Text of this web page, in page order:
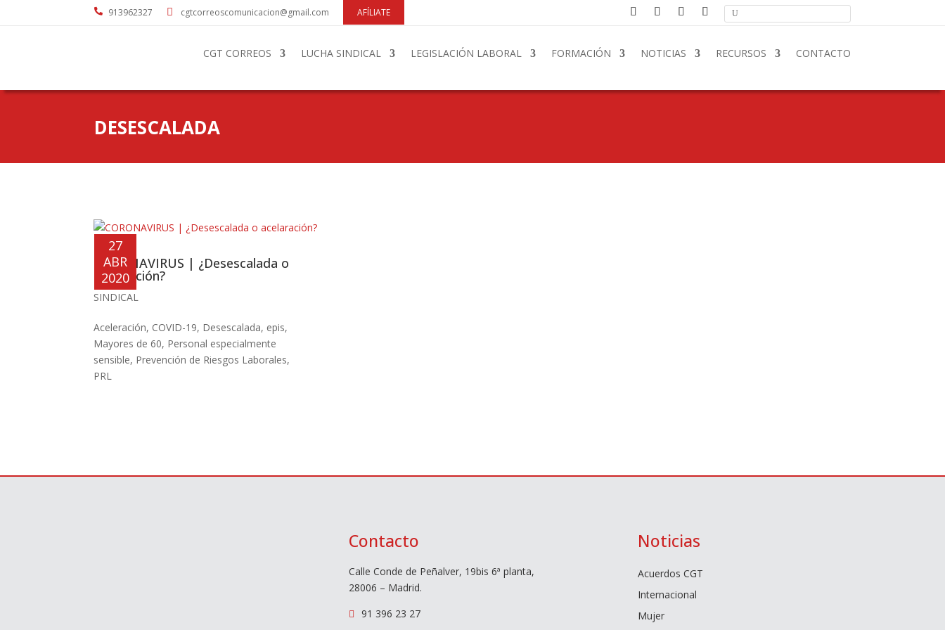
 913962327  cgtcorreoscomunicacion@gmail.com AFÍLIATE
CGT CORREOS LUCHA SINDICAL LEGISLACIÓN LABORAL FORMACIÓN NOTICIAS RECURSOS CONTACTO
DESESCALADA
CORONAVIRUS | ¿Desescalada o
acelaración?
27
ABR
2020
SINDICAL
Aceleración, COVID-19, Desescalada, epis,
Mayores de 60, Personal especialmente
sensible, Prevención de Riesgos Laborales,
PRL
Contacto
Calle Conde de Peñalver, 19bis 6ª planta,
28006 – Madrid.
 91 396 23 27
Noticias
Acuerdos CGT
Internacional
Mujer